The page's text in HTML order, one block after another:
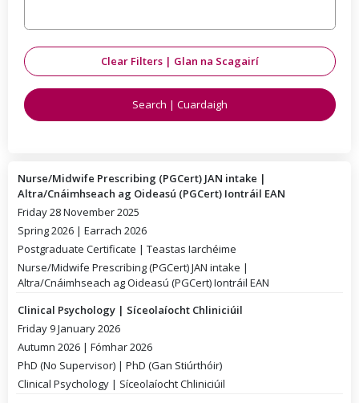
Nurse/Midwife Prescribing (PGCert) JAN intake |
Altra/Cnáimhseach ag Oideasú (PGCert) Iontráil EAN
Friday 28 November 2025
Spring 2026 | Earrach 2026
Postgraduate Certificate | Teastas Iarchéime
Nurse/Midwife Prescribing (PGCert) JAN intake |
Altra/Cnáimhseach ag Oideasú (PGCert) Iontráil EAN
Clinical Psychology | Síceolaíocht Chliniciúil
Friday 9 January 2026
Autumn 2026 | Fómhar 2026
PhD (No Supervisor) | PhD (Gan Stiúrthóir)
Clinical Psychology | Síceolaíocht Chliniciúil